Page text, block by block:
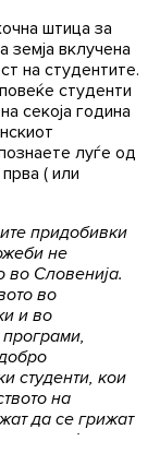
штица за
земја вклучена
на студентите.
студенти
секоја година
луѓе од
( или
придобивки
не
во Словенија.
во
и во
студенти, кои
на
да се грижат
а вие